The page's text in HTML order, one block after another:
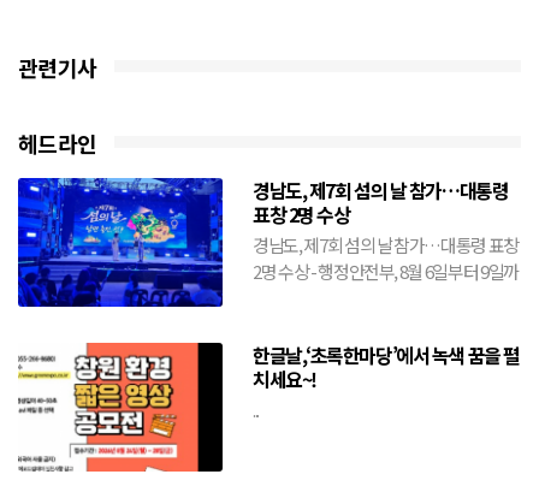
관련기사
헤드라인
경남도, 제7회 섬의 날 참가…대통령
표창 2명 수상
경남도, 제7회 섬의 날 참가…대통령 표창
2명 수상 - 행정안전부, 8월 6일부터 9일까
한글날,‘초록한마당’에서 녹색 꿈을 펼
치세요~!
...